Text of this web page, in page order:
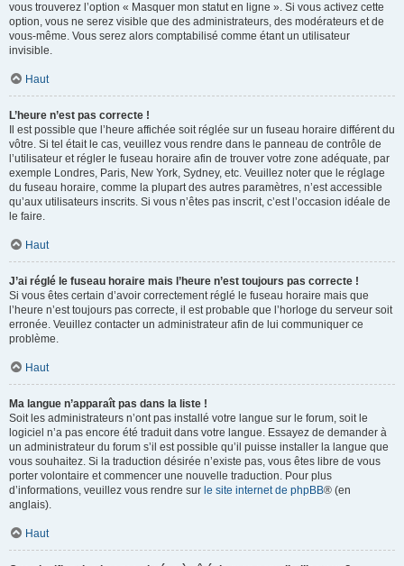
vous trouverez l’option « Masquer mon statut en ligne ». Si vous activez cette
option, vous ne serez visible que des administrateurs, des modérateurs et de
vous-même. Vous serez alors comptabilisé comme étant un utilisateur
invisible.
Haut
L’heure n’est pas correcte !
Il est possible que l’heure affichée soit réglée sur un fuseau horaire différent du
vôtre. Si tel était le cas, veuillez vous rendre dans le panneau de contrôle de
l’utilisateur et régler le fuseau horaire afin de trouver votre zone adéquate, par
exemple Londres, Paris, New York, Sydney, etc. Veuillez noter que le réglage
du fuseau horaire, comme la plupart des autres paramètres, n’est accessible
qu’aux utilisateurs inscrits. Si vous n’êtes pas inscrit, c’est l’occasion idéale de
le faire.
Haut
J’ai réglé le fuseau horaire mais l’heure n’est toujours pas correcte !
Si vous êtes certain d’avoir correctement réglé le fuseau horaire mais que
l’heure n’est toujours pas correcte, il est probable que l’horloge du serveur soit
erronée. Veuillez contacter un administrateur afin de lui communiquer ce
problème.
Haut
Ma langue n’apparaît pas dans la liste !
Soit les administrateurs n’ont pas installé votre langue sur le forum, soit le
logiciel n’a pas encore été traduit dans votre langue. Essayez de demander à
un administrateur du forum s’il est possible qu’il puisse installer la langue que
vous souhaitez. Si la traduction désirée n’existe pas, vous êtes libre de vous
porter volontaire et commencer une nouvelle traduction. Pour plus
d’informations, veuillez vous rendre sur le site internet de phpBB® (en
anglais).
Haut